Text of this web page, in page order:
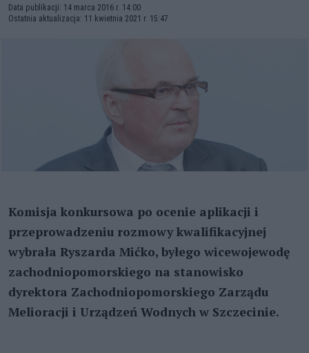
Data publikacji: 14 marca 2016 r. 14:00
Ostatnia aktualizacja: 11 kwietnia 2021 r. 15:47
Komisja konkursowa po ocenie aplikacji i
przeprowadzeniu rozmowy kwalifikacyjnej
wybrała Ryszarda Mićko, byłego wicewojewodę
zachodniopomorskiego na stanowisko
dyrektora Zachodniopomorskiego Zarządu
Melioracji i Urządzeń Wodnych w Szczecinie.